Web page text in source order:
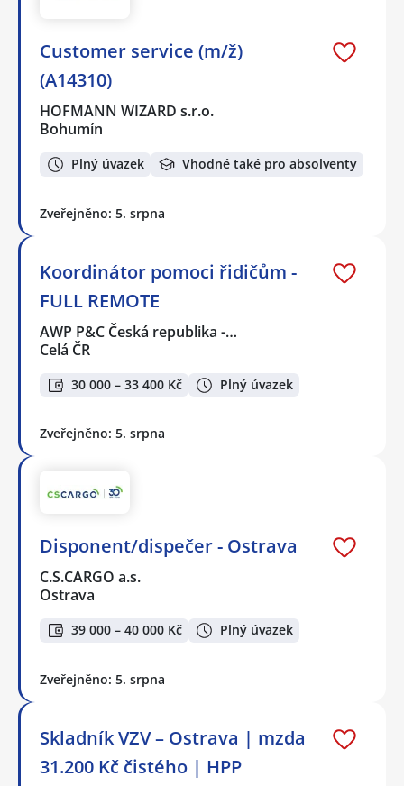
Customer service (m/ž)
(A14310)
HOFMANN WIZARD s.r.o.
Bohumín
Plný úvazek Vhodné také pro absolventy
Zveřejněno: 5. srpna
Koordinátor pomoci řidičům -
FULL REMOTE
AWP P&C Česká republika -…
Celá ČR
30 000 – 33 400 Kč Plný úvazek
Zveřejněno: 5. srpna
Disponent/dispečer - Ostrava
C.S.CARGO a.s.
Ostrava
39 000 – 40 000 Kč Plný úvazek
Zveřejněno: 5. srpna
Skladník VZV – Ostrava | mzda
31.200 Kč čistého | HPP